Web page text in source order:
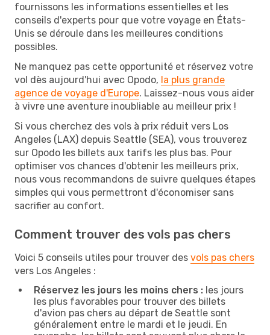
fournissons les informations essentielles et les
conseils d'experts pour que votre voyage en États-
Unis se déroule dans les meilleures conditions
possibles.
Ne manquez pas cette opportunité et réservez votre
vol dès aujourd'hui avec Opodo, la plus grande
agence de voyage d'Europe. Laissez-nous vous aider
à vivre une aventure inoubliable au meilleur prix !
Si vous cherchez des vols à prix réduit vers Los
Angeles (LAX) depuis Seattle (SEA), vous trouverez
sur Opodo les billets aux tarifs les plus bas. Pour
optimiser vos chances d'obtenir les meilleurs prix,
nous vous recommandons de suivre quelques étapes
simples qui vous permettront d'économiser sans
sacrifier au confort.
Comment trouver des vols pas chers
Voici 5 conseils utiles pour trouver des vols pas chers
vers Los Angeles :
Réservez les jours les moins chers : les jours
les plus favorables pour trouver des billets
d'avion pas chers au départ de Seattle sont
généralement entre le mardi et le jeudi. En